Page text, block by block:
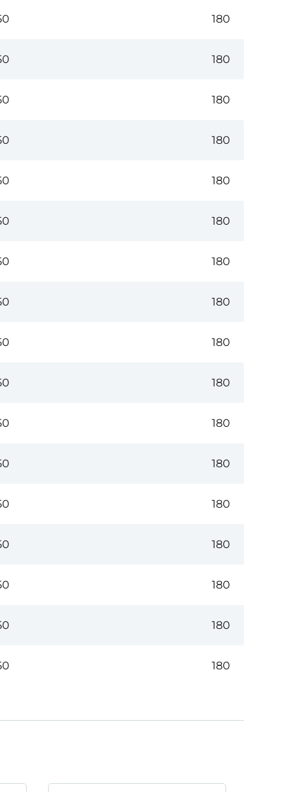
180
180
180
180
180
180
180
180
180
180
180
180
180
180
180
180
180